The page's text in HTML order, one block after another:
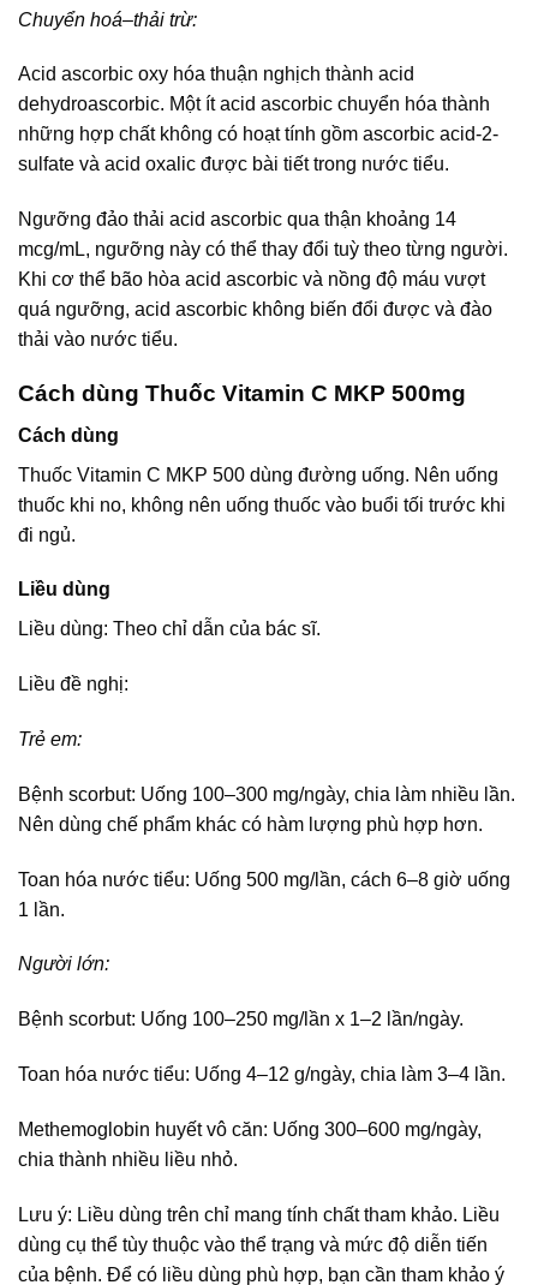
Chuyển hoá–thải trừ:
Acid ascorbic oxy hóa thuận nghịch thành acid
dehydroascorbic. Một ít acid ascorbic chuyển hóa thành
những hợp chất không có hoạt tính gồm ascorbic acid-2-
sulfate và acid oxalic được bài tiết trong nước tiểu.
Ngưỡng đảo thải acid ascorbic qua thận khoảng 14
mcg/mL, ngưỡng này có thể thay đổi tuỳ theo từng người.
Khi cơ thể bão hòa acid ascorbic và nồng độ máu vượt
quá ngưỡng, acid ascorbic không biến đổi được và đào
thải vào nước tiểu.
Cách dùng Thuốc Vitamin C MKP 500mg
Cách dùng
Thuốc Vitamin C MKP 500 dùng đường uống. Nên uống
thuốc khi no, không nên uống thuốc vào buổi tối trước khi
đi ngủ.
Liều dùng
Liều dùng: Theo chỉ dẫn của bác sĩ.
Liều đề nghị:
Trẻ em:
Bệnh scorbut: Uống 100–300 mg/ngày, chia làm nhiều lần.
Nên dùng chế phẩm khác có hàm lượng phù hợp hơn.
Toan hóa nước tiểu: Uống 500 mg/lần, cách 6–8 giờ uống
1 lần.
Người lớn:
Bệnh scorbut: Uống 100–250 mg/lần x 1–2 lần/ngày.
Toan hóa nước tiểu: Uống 4–12 g/ngày, chia làm 3–4 lần.
Methemoglobin huyết vô căn: Uống 300–600 mg/ngày,
chia thành nhiều liều nhỏ.
Lưu ý: Liều dùng trên chỉ mang tính chất tham khảo. Liều
dùng cụ thể tùy thuộc vào thể trạng và mức độ diễn tiến
của bệnh. Để có liều dùng phù hợp, bạn cần tham khảo ý